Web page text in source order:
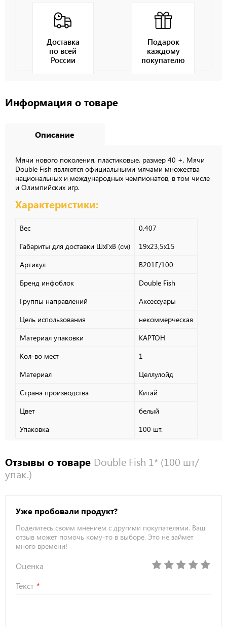
Доставка
по всей
России
Подарок
каждому
покупателю
Информация о товаре
Описание
Мячи нового поколения, пластиковые, размер 40 +. Мячи
Double Fish являются официальными мячами множества
национальных и международных чемпионатов, в том числе
и Олимпийских игр.
Характеристики:
Вес
0.407
Габариты для доставки ШхГхВ (см)
19х23,5х15
Артикул
B201F/100
Бренд инфоблок
Double Fish
Группы направлений
Аксессуары
Цель использования
некоммерческая
Материал упаковки
КАРТОН
Кол-во мест
1
Материал
Целлулойд
Страна производства
Китай
Цвет
белый
Упаковка
100 шт.
Отзывы о товаре Double Fish 1* (100 шт/
упак.)
Уже пробовали продукт?
Поделитесь своим мнением с другими покупателями. Ваш
отзыв может помочь кому-то в выборе. Это не займет
много времени!
Оценка
Текст